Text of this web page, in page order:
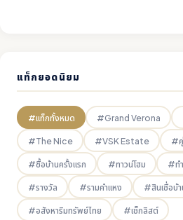
แท็กยอดนิยม
#แท็กทั้งหมด #Grand Verona
#The Nice #VSK Estate #
#ซื้อบ้านครั้งแรก #ทาวน์โฮม #ท
#รางวัล #รามคำแหง #สินเชื่อบ้า
#อสังหาริมทรัพย์ไทย #เช็กลิสต์